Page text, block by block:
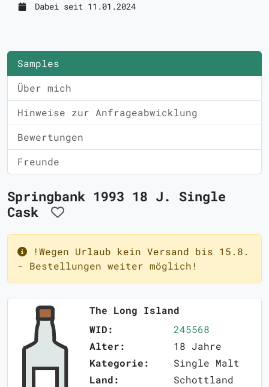
Dabei seit 11.01.2024
Samples
Über mich
Hinweise zur Anfrageabwicklung
Bewertungen
Freunde
Springbank 1993 18 J. Single
Cask
!Wegen Urlaub kein Versand bis 15.8.
- Bestellungen weiter möglich!
The Long Island
WID:
245568
Alter:
18 Jahre
Kategorie:
Single Malt
Land:
Schottland